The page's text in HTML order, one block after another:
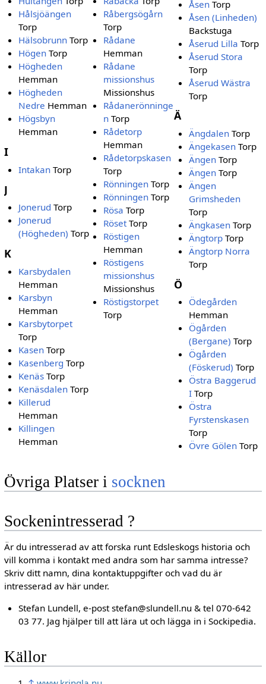
Hålsjöängen
Torp
Hälsobrunn Torp
Högen Torp
Högheden
Hemman
Högheden
Nedre Hemman
Högsbyn
Hemman
I
Intakan Torp
J
Jonerud Torp
Jonerud
(Högheden) Torp
K
Karsbydalen
Hemman
Karsbyn
Hemman
Karsbytorpet
Torp
Kasen Torp
Kasenberg Torp
Kenäs Torp
Kenäsdalen Torp
Killerud
Hemman
Killingen
Hemman
Råbergsögårn
Torp
Rådane
Hemman
Rådane
missionshus
Missionshus
Rådanerönninge
n Torp
Rådetorp
Hemman
Rådetorpskasen
Torp
Rönningen Torp
Rönningen Torp
Rösa Torp
RösetTorp
Röstigen
Hemman
Röstigens
missionshus
Missionshus
Röstigstorpet
Torp
ÅsenTorp
Åsen (Linheden)
Backstuga
Åserud Lilla Torp
Åserud Stora
Torp
Åserud Wästra
Torp
Ä
ÄngdalenTorp
ÄngekasenTorp
ÄngenTorp
ÄngenTorp
Ängen
Grimsheden
Torp
ÄngkasenTorp
ÄngtorpTorp
Ängtorp Norra
Torp
Ö
Ödegården
Hemman
Ögården
(Bergane) Torp
Ögården
(Föskerud) Torp
Östra Baggerud
ITorp
Östra
Fyrstenskasen
Torp
Övre GölenTorp
Övriga Platser i socknen
Sockenintresserad ?
Är du intresserad av att forska runt Edsleskogs historia och
vill komma i kontakt med andra som har samma intresse?
Skriv ditt namn, dina kontaktuppgifter och vad du är
intresserad av här under.
Stefan Lundell, e-post stefan@slundell.nu & tel 070-642
03 77. Jag hjälper till att lära ut och lägga in i Sockipedia.
Källor